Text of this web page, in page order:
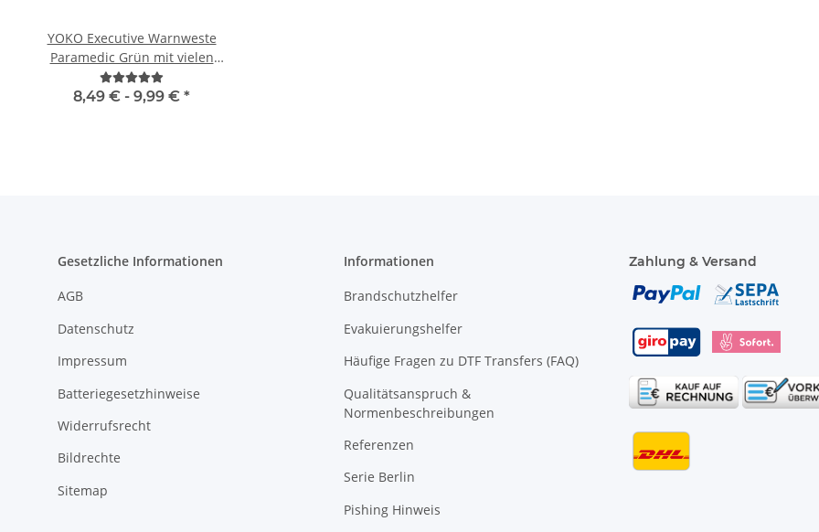
YOKO Executive Warnweste
Paramedic Grün mit vielen
Taschen und Reißverschluss
8,49 € - 9,99 € *
Gesetzliche Informationen
AGB
Datenschutz
Impressum
Batteriegesetzhinweise
Widerrufsrecht
Bildrechte
Sitemap
Informationen
Brandschutzhelfer
Evakuierungshelfer
Häufige Fragen zu DTF Transfers (FAQ)
Qualitätsanspruch &
Normenbeschreibungen
Referenzen
Serie Berlin
Pishing Hinweis
Zahlung & Versand